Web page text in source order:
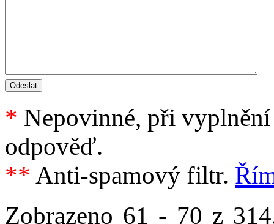
* Nepovinné, při vyplnění
odpověď.
** Anti-spamový filtr.
Zobrazeno 61 - 70 z